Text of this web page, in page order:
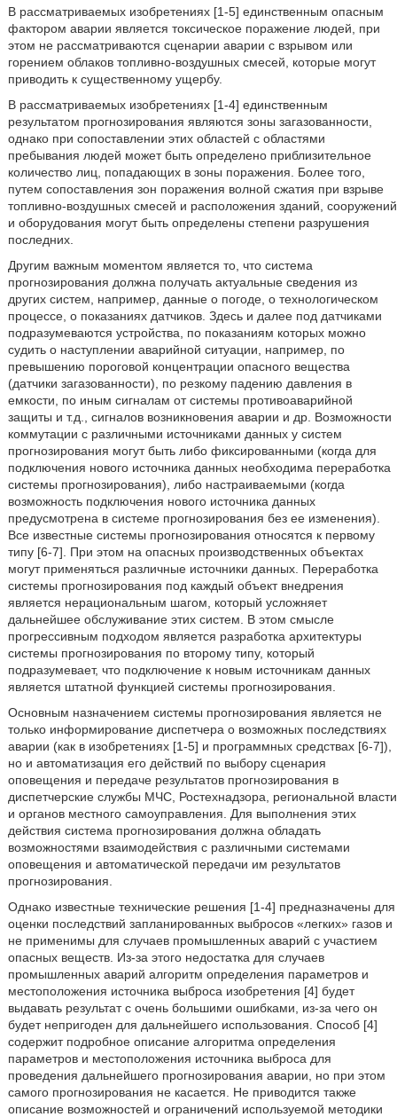
В рассматриваемых изобретениях [1-5] единственным опасным
фактором аварии является токсическое поражение людей, при
этом не рассматриваются сценарии аварии с взрывом или
горением облаков топливно-воздушных смесей, которые могут
приводить к существенному ущербу.
В рассматриваемых изобретениях [1-4] единственным
результатом прогнозирования являются зоны загазованности,
однако при сопоставлении этих областей с областями
пребывания людей может быть определено приблизительное
количество лиц, попадающих в зоны поражения. Более того,
путем сопоставления зон поражения волной сжатия при взрыве
топливно-воздушных смесей и расположения зданий, сооружений
и оборудования могут быть определены степени разрушения
последних.
Другим важным моментом является то, что система
прогнозирования должна получать актуальные сведения из
других систем, например, данные о погоде, о технологическом
процессе, о показаниях датчиков. Здесь и далее под датчиками
подразумеваются устройства, по показаниям которых можно
судить о наступлении аварийной ситуации, например, по
превышению пороговой концентрации опасного вещества
(датчики загазованности), по резкому падению давления в
емкости, по иным сигналам от системы противоаварийной
защиты и т.д., сигналов возникновения аварии и др. Возможности
коммутации с различными источниками данных у систем
прогнозирования могут быть либо фиксированными (когда для
подключения нового источника данных необходима переработка
системы прогнозирования), либо настраиваемыми (когда
возможность подключения нового источника данных
предусмотрена в системе прогнозирования без ее изменения).
Все известные системы прогнозирования относятся к первому
типу [6-7]. При этом на опасных производственных объектах
могут применяться различные источники данных. Переработка
системы прогнозирования под каждый объект внедрения
является нерациональным шагом, который усложняет
дальнейшее обслуживание этих систем. В этом смысле
прогрессивным подходом является разработка архитектуры
системы прогнозирования по второму типу, который
подразумевает, что подключение к новым источникам данных
является штатной функцией системы прогнозирования.
Основным назначением системы прогнозирования является не
только информирование диспетчера о возможных последствиях
аварии (как в изобретениях [1-5] и программных средствах [6-7]),
но и автоматизация его действий по выбору сценария
оповещения и передаче результатов прогнозирования в
диспетчерские службы МЧС, Ростехнадзора, региональной власти
и органов местного самоуправления. Для выполнения этих
действия система прогнозирования должна обладать
возможностями взаимодействия с различными системами
оповещения и автоматической передачи им результатов
прогнозирования.
Однако известные технические решения [1-4] предназначены для
оценки последствий запланированных выбросов «легких» газов и
не применимы для случаев промышленных аварий с участием
опасных веществ. Из-за этого недостатка для случаев
промышленных аварий алгоритм определения параметров и
местоположения источника выброса изобретения [4] будет
выдавать результат с очень большими ошибками, из-за чего он
будет непригоден для дальнейшего использования. Способ [4]
содержит подробное описание алгоритма определения
параметров и местоположения источника выброса для
проведения дальнейшего прогнозирования аварии, но при этом
самого прогнозирования не касается. Не приводится также
описание возможностей и ограничений используемой методики